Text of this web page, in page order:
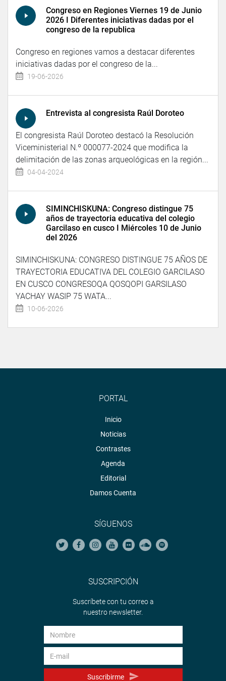
Congreso en Regiones Viernes 19 de Junio
2026 I Diferentes iniciativas dadas por el
congreso de la republica
Congreso en regiones vamos a destacar diferentes
iniciativas dadas por el congreso de la...
19-06-2026
Entrevista al congresista Raúl Doroteo
El congresista Raúl Doroteo destacó la Resolución
Viceministerial N.º 000077-2024 que modifica la
delimitación de las zonas arqueológicas en la región...
04-04-2024
SIMINCHISKUNA: Congreso distingue 75
años de trayectoria educativa del colegio
Garcilaso en cusco I Miércoles 10 de Junio
del 2026
SIMINCHISKUNA: CONGRESO DISTINGUE 75 AÑOS DE
TRAYECTORIA EDUCATIVA DEL COLEGIO GARCILASO
EN CUSCO CONGRESOQA QOSQOPI GARSILASO
YACHAY WASIP 75 WATA...
10-06-2026
PORTAL
Inicio
Noticias
Contrastes
Agenda
Editorial
Damos Cuenta
SÍGUENOS
SUSCRIPCIÓN
Suscríbete con tu correo a
nuestro newsletter.
Suscribirme